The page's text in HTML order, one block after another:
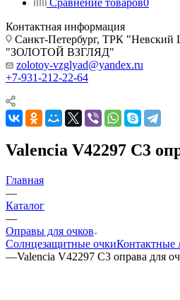
Сравнение товаров0
Контактная информация
Санкт-Петербург, ТРК "Невский
"ЗОЛОТОЙ ВЗГЛЯД"
zolotoy-vzglyad@yandex.ru
+7-931-212-22-64
Valencia V42297 C3
Главная
—
Каталог
—
Оправы для очков
Солнцезащитные очкиКонтактные
—Valencia V42297 C3 оправа для